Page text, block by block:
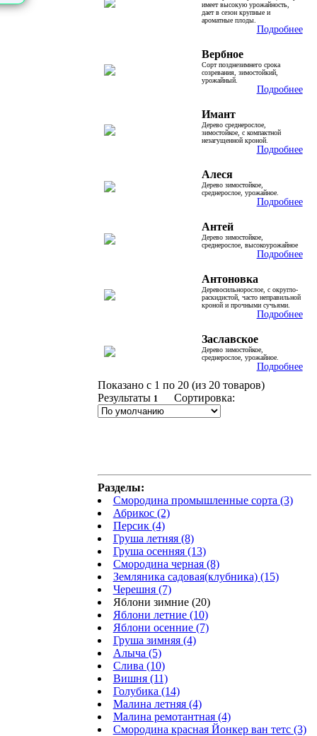
имеет высокую урожайность,
дает в сезон крупные и
ароматные плоды.
Подробнее
Вербное
Сорт позднезимнего срока
созревания, зимостойкий,
урожайный.
Подробнее
Имант
Дерево среднерослое,
зимостойкое, с компактной
незагущенной кроной.
Подробнее
Алеся
Дерево зимостойкое,
среднерослое, урожайное.
Подробнее
Антей
Дерево зимостойкое,
среднерослое, высокоурожайное
Подробнее
Антоновка
Деревосильнорослое, с округло-
раскидистой, часто неправильной
кроной и прочными сучьями.
Подробнее
Заславское
Дерево зимостойкое,
среднерослое, урожайное.
Подробнее
Показано с 1 по 20 (из 20 товаров)
Результаты 1 Сортировка:
Разделы:
Смородина промышленные сорта (3)
Абрикос (2)
Персик (4)
Груша летняя (8)
Груша осенняя (13)
Смородина черная (8)
Земляника садовая(клубника) (15)
Черешня (7)
Яблони зимние (20)
Яблони летние (10)
Яблони осенние (7)
Груша зимняя (4)
Алыча (5)
Слива (10)
Вишня (11)
Голубика (14)
Малина летняя (4)
Малина ремотантная (4)
Смородина красная Йонкер ван тетс (3)